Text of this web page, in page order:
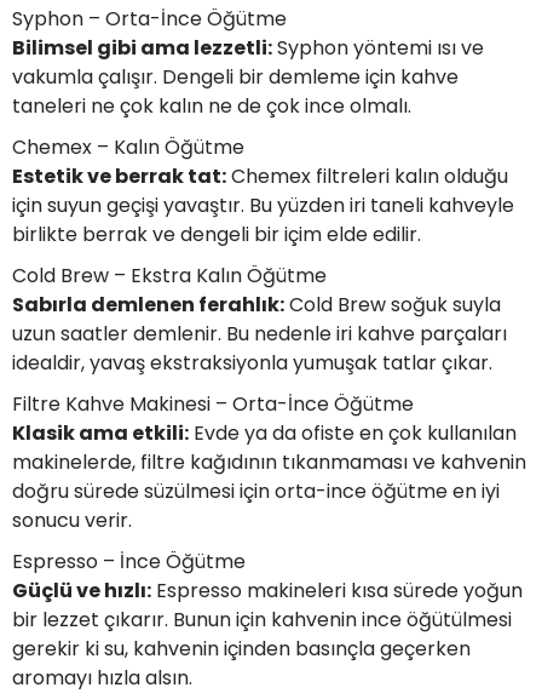
Syphon – Orta-İnce Öğütme
Bilimsel gibi ama lezzetli:Syphon yöntemi ısı ve
vakumla çalışır. Dengeli bir demleme için kahve
taneleri ne çok kalın ne de çok ince olmalı.
Chemex – Kalın Öğütme
Estetik ve berrak tat:Chemex filtreleri kalın olduğu
için suyun geçişi yavaştır. Bu yüzden iri taneli kahveyle
birlikte berrak ve dengeli bir içim elde edilir.
Cold Brew – Ekstra Kalın Öğütme
Sabırla demlenen ferahlık:Cold Brew soğuk suyla
uzun saatler demlenir. Bu nedenle iri kahve parçaları
idealdir, yavaş ekstraksiyonla yumuşak tatlar çıkar.
Filtre Kahve Makinesi – Orta-İnce Öğütme
Klasik ama etkili: Evde ya da ofiste en çok kullanılan
makinelerde, filtre kağıdının tıkanmaması ve kahvenin
doğru sürede süzülmesi için orta-ince öğütme en iyi
sonucu verir.
Espresso – İnce Öğütme
Güçlü ve hızlı: Espresso makineleri kısa sürede yoğun
bir lezzet çıkarır. Bunun için kahvenin ince öğütülmesi
gerekir ki su, kahvenin içinden basınçla geçerken
aromayı hızla alsın.